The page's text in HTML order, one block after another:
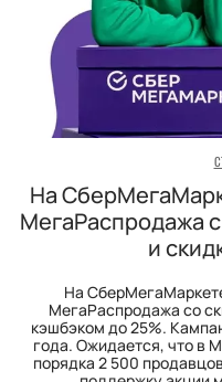
На
МегаРаспродажа
и
На
МегаРаспродажа со
кэшбэком до 25%.
года. Ожидается, что в
порядка 2 500